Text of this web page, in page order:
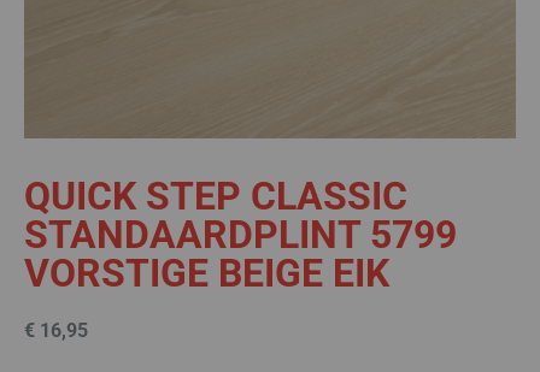
QUICK STEP CLASSIC
STANDAARDPLINT 5799
VORSTIGE BEIGE EIK
€ 16,95